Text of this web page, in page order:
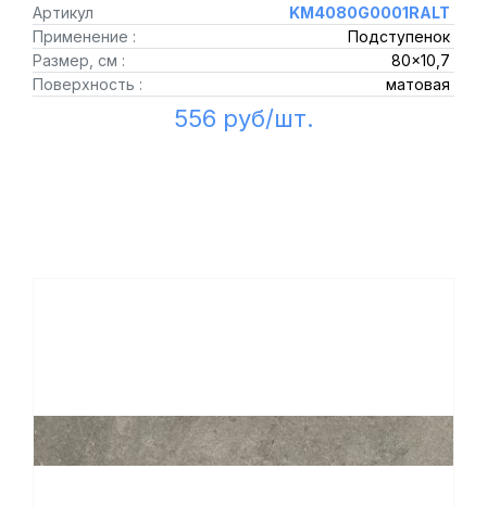
Артикул
KM4080G0001RALT
Применение :
Подступенок
Размер, см :
80x10,7
Поверхность :
матовая
556 руб/шт.